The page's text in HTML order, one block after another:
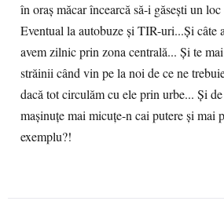
în oraș măcar încearcă să-i găsești un
Eventual la autobuze și TIR-uri...Și câte
avem zilnic prin zona centrală... Și te
străinii când vin pe la noi de ce ne
dacă tot circulăm cu ele prin urbe... Și
mașinuțe mai micuțe-n cai putere și mai
exemplu?!